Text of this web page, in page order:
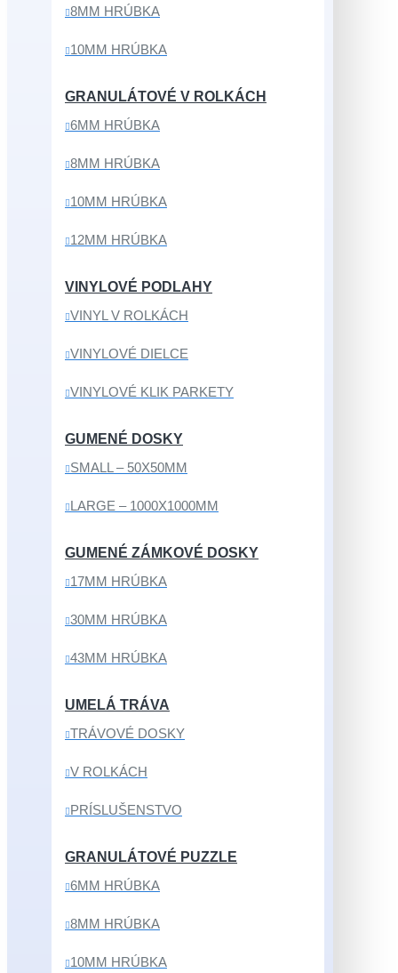
8MM HRÚBKA
10MM HRÚBKA
GRANULÁTOVÉ V ROLKÁCH
6MM HRÚBKA
8MM HRÚBKA
10MM HRÚBKA
12MM HRÚBKA
VINYLOVÉ PODLAHY
VINYL V ROLKÁCH
VINYLOVÉ DIELCE
VINYLOVÉ KLIK PARKETY
GUMENÉ DOSKY
SMALL – 50X50MM
LARGE – 1000X1000MM
GUMENÉ ZÁMKOVÉ DOSKY
17MM HRÚBKA
30MM HRÚBKA
43MM HRÚBKA
UMELÁ TRÁVA
TRÁVOVÉ DOSKY
V ROLKÁCH
PRÍSLUŠENSTVO
GRANULÁTOVÉ PUZZLE
6MM HRÚBKA
8MM HRÚBKA
10MM HRÚBKA